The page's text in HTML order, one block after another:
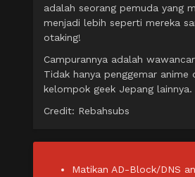
adalah seorang pemuda yang
menjadi lebih seperti mereka
otaking!
Campurannya adalah
Tidak hanya penggemar
kelompok geek Jepang lainnya.
Credit: Rebahsubs
Matikan AD-Block/DNS